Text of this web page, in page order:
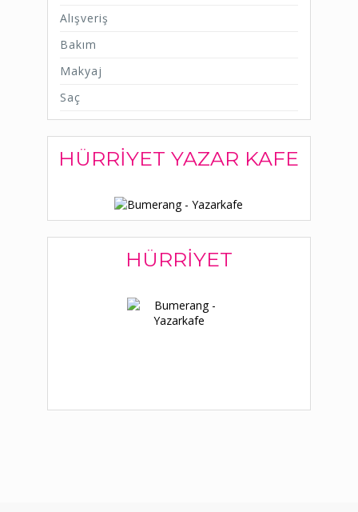
Alışveriş
Bakım
Makyaj
Saç
HÜRRIYET YAZAR KAFE
HÜRRIYET